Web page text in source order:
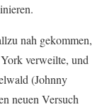
nah gekommen,
verweilte, und
(Johnny
neuen Versuch